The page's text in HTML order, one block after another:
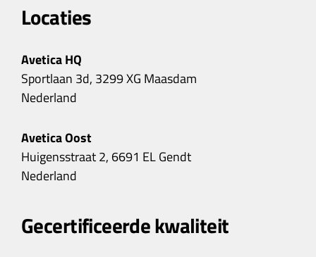
Locaties
Avetica HQ
Sportlaan 3d, 3299 XG Maasdam
Nederland
Avetica Oost
Huigensstraat 2, 6691 EL Gendt
Nederland
Gecertificeerde kwaliteit